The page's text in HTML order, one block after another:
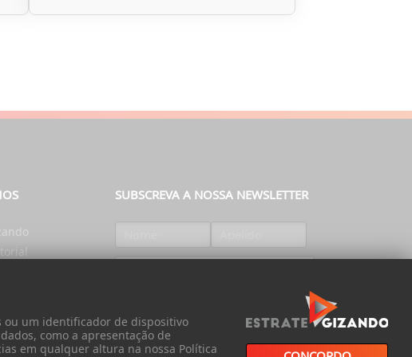
ou um identificador de dispositivo
como a apresentação de
em qualquer altura na nossa Política
SUBSCREVA A NOSSA NEWSLETTER